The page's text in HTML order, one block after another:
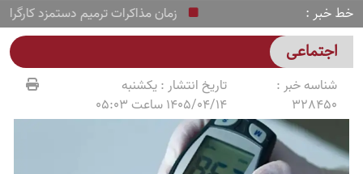
خط خبر زمان مذاکرات ترمیم دستمزد
اجتماعی
شناسه خبر :
328450
تاریخ انتشار :یکشنبه
1405/04/14 ساعت 05:03